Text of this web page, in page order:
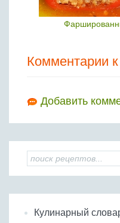
Комментарии
Добавить
Кулинарный